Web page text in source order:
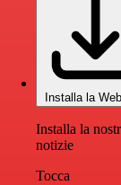
Installa la
Installa la
notizie
Tocca